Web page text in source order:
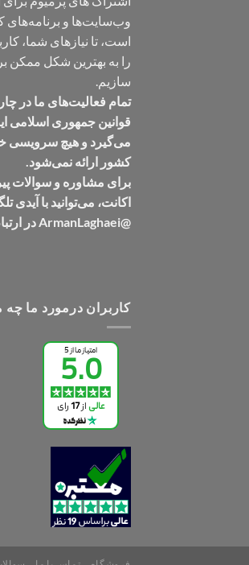
وب‌سایت‌ها و برنامه‌های
است، تا نیازهای شما،
را به بهترین شکل ممکن
سازیم.
تمام فعالیت‌های ما در
قوانین جمهوری اسلامی
می‌گیرد و هیچ سرویسی
کشور ارائه نمی‌شود.
برای مشاوره و سوالات
اکانت، می‌توانید با آیدی
@ArmanLaghaei در ارتباط باشید.
کاربران درمورد ما چه